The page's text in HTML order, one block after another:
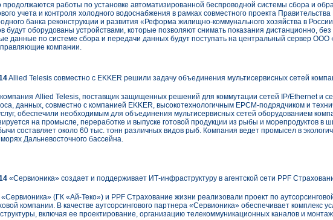
продолжаются работы по установке автоматизированной беспроводной системы сбора и
учета и контроля холодного водоснабжения в рамках совместного проекта
банка реконструкции и развития «Реформа жилищно-коммунального хозяйства в
будут оборудованы устройствами, которые позволяют снимать показания дистанционно,
данные по системе сбора и передачи данных будут поступать на центральный сервер
компании.
Allied Telesis совместно с EKKER решили задачу объединения мультисервисных сетей
Allied Telesis, поставщик защищенных решений для коммутации сетей IP/Ethernet и
данных, совместно с компанией EKKER, высокотехнологичным EPCM-подрядчиком и
обеспечили необходимым для объединения мультисервисных сетей оборудованием
на промысле, переработке и выпуске готовой продукции из рыбы и морепродуктов в
составляет около 60 тыс. тонн различных видов рыб. Компания ведет промысел в
Дальневосточного бассейна.
«Сервионика» создает и поддерживает ИТ-инфраструктуру в агентской сети PPF
(ГК «Ай-Теко») и PPF Страхование жизни реализовали проект по
компании. В качестве аутсорсингового партнера «Сервионика» обеспечивает комплекс
включая ее проектирование, организацию телекоммуникационных каналов и